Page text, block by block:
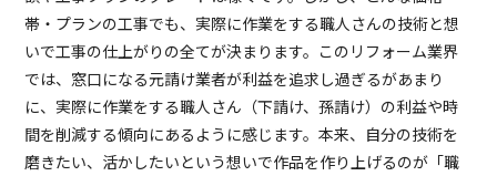
帯・プランの工事でも、実際に作業をする職人さんの技術と想
いで工事の仕上がりの全てが決まります。このリフォーム業界
では、窓口になる元請け業者が利益を追求し過ぎるがあまり
に、実際に作業をする職人さん（下請け、孫請け）の利益や時
間を削減する傾向にあるように感じます。本来、自分の技術を
磨きたい、活かしたいという想いで作品を作り上げるのが「職